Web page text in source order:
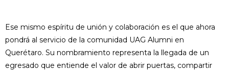
Ese mismo espíritu de unión y colaboración es el que ahora
pondrá al servicio de la comunidad UAG Alumni en
Querétaro. Su nombramiento representa la llegada de un
egresado que entiende el valor de abrir puertas, compartir